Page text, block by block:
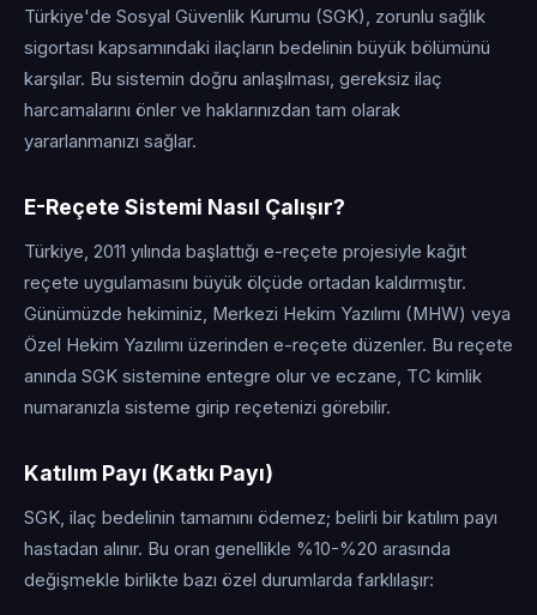
Türkiye'de Sosyal Güvenlik Kurumu (SGK), zorunlu sağlık
sigortası kapsamındaki ilaçların bedelinin büyük bölümünü
karşılar. Bu sistemin doğru anlaşılması, gereksiz ilaç
harcamalarını önler ve haklarınızdan tam olarak
yararlanmanızı sağlar.
E-Reçete Sistemi Nasıl Çalışır?
Türkiye, 2011 yılında başlattığı e-reçete projesiyle kağıt
reçete uygulamasını büyük ölçüde ortadan kaldırmıştır.
Günümüzde hekiminiz, Merkezi Hekim Yazılımı (MHW) veya
Özel Hekim Yazılımı üzerinden e-reçete düzenler. Bu reçete
anında SGK sistemine entegre olur ve eczane, TC kimlik
numaranızla sisteme girip reçetenizi görebilir.
Katılım Payı (Katkı Payı)
SGK, ilaç bedelinin tamamını ödemez; belirli bir katılım payı
hastadan alınır. Bu oran genellikle %10-%20 arasında
değişmekle birlikte bazı özel durumlarda farklılaşır: